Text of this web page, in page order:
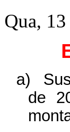
Qua,
a)
de